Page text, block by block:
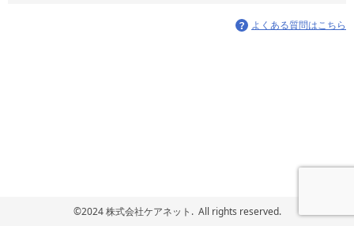
よくある質問はこちら
©2024 株式会社ケアネット. All rights reserved.